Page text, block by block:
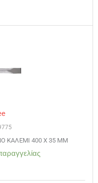
ΚΑΛΕΜΙ 400 Χ 35 MM